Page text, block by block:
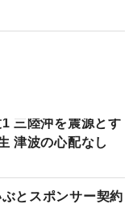
1 三陸沖を震源とす
津波の心配なし
とスポンサー契約